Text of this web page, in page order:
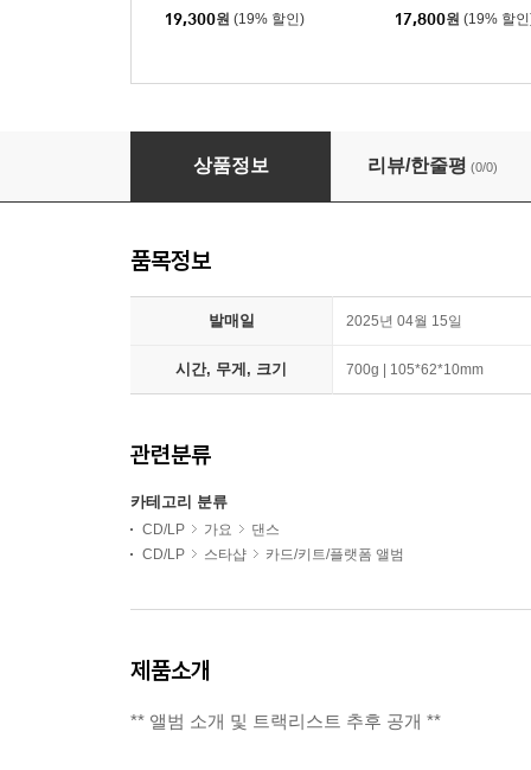
ary ver.]
19,300원 (19% 할인)
ckpack ver.]
17,800원 (19% 할
오드유스 (ODD YOUTH) - 미니앨범 1집 : I
상품정보 리뷰/한줄평 (0/0)
품목정보
발매일 2025년 04월 15일
시간, 무게, 크기 700g | 105*62*10mm
관련분류
카테고리 분류
CD/LP 가요
댄스
CD/LP
스타샵 카드/키트/플랫폼 앨범
제품소개
** 앨범 소개 및 트랙리스트 추후 공개 **